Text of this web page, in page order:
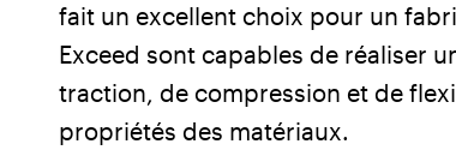
fait un excellent choix pour un
Exceed sont capables de réaliser
traction, de compression et de
propriétés des matériaux.